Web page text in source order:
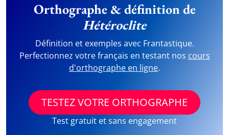
Orthographe & définition de
Hétéroclite
Définition et exemples avec Frantastique.
Perfectionnez votre français en testant nos cours
d'orthographe en ligne.
TESTEZ VOTRE ORTHOGRAPHE
Test gratuit et sans engagement